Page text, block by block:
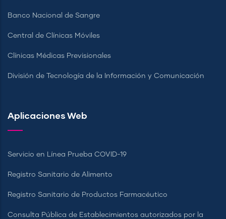
Banco Nacional de Sangre
Central de Clínicas Móviles
Clínicas Médicas Previsionales
División de Tecnología de la Información y Comunicación
Aplicaciones Web
Servicio en Línea Prueba COVID-19
Registro Sanitario de Alimento
Registro Sanitario de Productos Farmacéutico
Consulta Pública de Establecimientos autorizados por la